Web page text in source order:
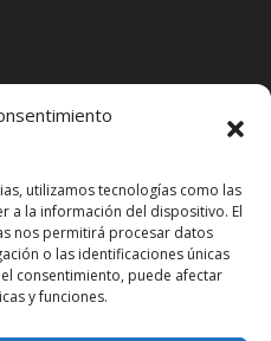
utilizamos tecnologías como las
a la información del dispositivo. El
nos permitirá procesar datos
o las identificaciones únicas
consentimiento, puede afectar
y funciones.